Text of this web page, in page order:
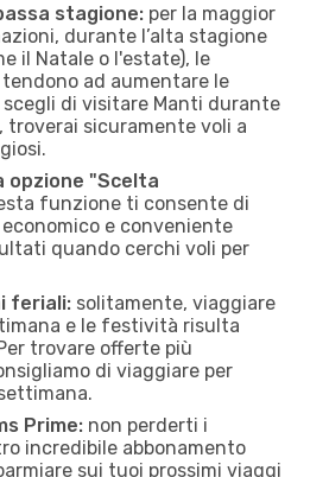
stagione: per la maggior
durante l’alta stagione
il Natale o l'estate), le
ad aumentare le
di visitare Manti durante
troverai sicuramente voli a
opzione "Scelta
funzione ti consente di
e conveniente
quando cerchi voli per
feriali: solitamente, viaggiare
e le festività risulta
trovare offerte più
di viaggiare per
Prime: non perderti i
incredibile abbonamento
sui tuoi prossimi viaggi